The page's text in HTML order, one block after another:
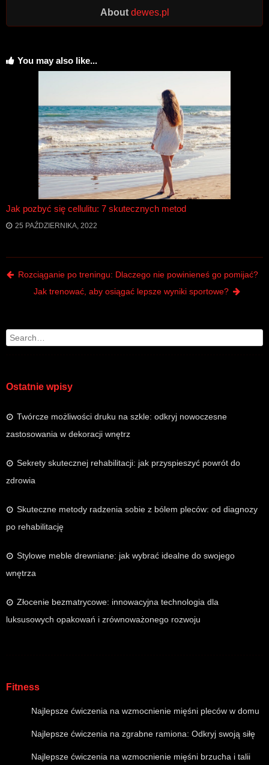
Search
Ostatnie wpisy
Twórcze możliwości druku na szkle: odkryj nowoczesne
zastosowania w dekoracji wnętrz
Sekrety skutecznej rehabilitacji: jak przyspieszyć powrót do
zdrowia
Skuteczne metody radzenia sobie z bólem pleców: od diagnozy
po rehabilitację
Stylowe meble drewniane: jak wybrać idealne do swojego
wnętrza
Złocenie bezmatrycowe: innowacyjna technologia dla
luksusowych opakowań i zrównoważonego rozwoju
Fitness
Najlepsze ćwiczenia na wzmocnienie mięśni pleców w domu
Najlepsze ćwiczenia na zgrabne ramiona: Odkryj swoją siłę
Najlepsze ćwiczenia na wzmocnienie mięśni brzucha i talii
About dewes.pl
You may also like...
Jak pozbyć się cellulitu: 7 skutecznych metod
25 PAŹDZIERNIKA, 2022
Post navigation
Rozciąganie po treningu: Dlaczego nie powinieneś go pomijać?
Jak trenować, aby osiągać lepsze wyniki sportowe?